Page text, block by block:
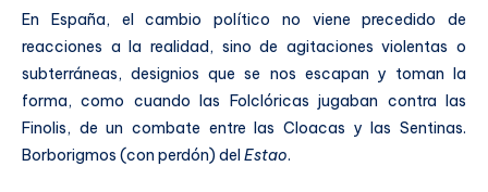
En España, el cambio político no viene precedido de
reacciones a la realidad, sino de agitaciones violentas o
subterráneas, designios que se nos escapan y toman la
forma, como cuando las Folclóricas jugaban contra las
Finolis, de un combate entre las Cloacas y las Sentinas.
Borborigmos (con perdón) delEstao.